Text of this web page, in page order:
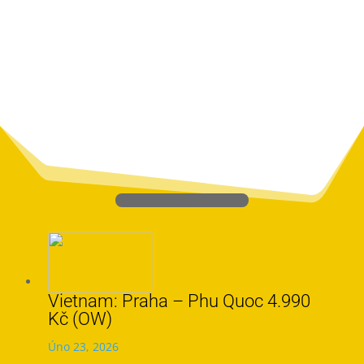
Vietnam: Praha – Phu Quoc 4.990
Kč (OW)
Úno 23, 2026